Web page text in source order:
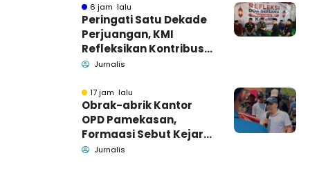
6 jam lalu
Peringati Satu Dekade
Perjuangan, KMI
Refleksikan Kontribusi
untuk Masyarakat
Jurnalis
17 jam lalu
Obrak-abrik Kantor
OPD Pamekasan,
Formaasi Sebut Kejari
Pamekasan
Jurnalis